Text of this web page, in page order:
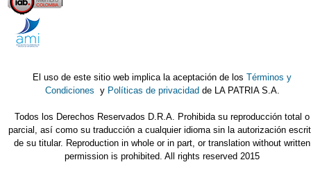
El uso de este sitio web implica la aceptación de losTérminos y
Condiciones y Políticas de privacidad de LA PATRIA S.A.
Todos los Derechos Reservados D.R.A. Prohibida su reproducción total o
parcial, así como su traducción a cualquier idioma sin la autorización
de su titular. Reproduction in whole or in part, or translation without written
permission is prohibited. All rights reserved 2015